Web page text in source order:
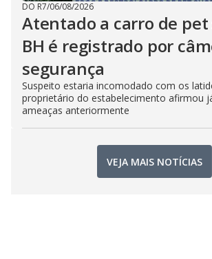
DO R7/06/08/2026
Atentado a carro de
BH é registrado por
segurança
Suspeito estaria incomodado com os
proprietário do estabelecimento afirmou
ameaças anteriormente
VEJA MAIS NOTÍCIAS